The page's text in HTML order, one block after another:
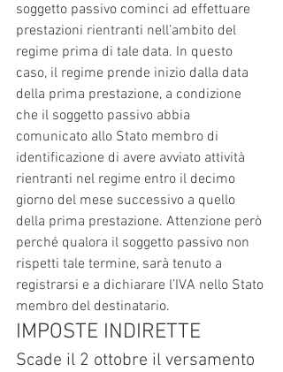
soggetto passivo cominci ad effettuare
prestazioni rientranti nell’ambito del
regime prima di tale data. In questo
caso, il regime prende inizio dalla data
della prima prestazione, a condizione
che il soggetto passivo abbia
comunicato allo Stato membro di
identificazione di avere avviato attività
rientranti nel regime entro il decimo
giorno del mese successivo a quello
della prima prestazione. Attenzione però
perché qualora il soggetto passivo non
rispetti tale termine, sarà tenuto a
registrarsi e a dichiarare l’IVA nello Stato
membro del destinatario.
IMPOSTE INDIRETTE
Scade il 2 ottobre il versamento